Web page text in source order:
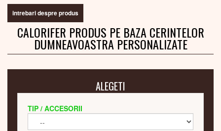
intrebari despre produs
CALORIFER PRODUS PE BAZA CERINTELOR
DUMNEAVOASTRA PERSONALIZATE
ALEGETI
TIP / ACCESORII